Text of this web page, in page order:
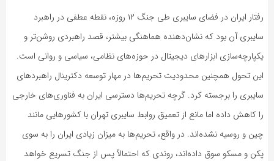
رفتار ایران در فضای سایبری طی جنگ ۱۲ روزه، نقطه عطفی در راهبرد
سایبری آن بود که نشان‌دهنده هماهنگی بیشتر، قصد راهبردی روشن‌تر و
یکپارچه‌سازی ابزارهای دیجیتال در حوزه‌های نظامی، سیاسی و روانی است.
این تحول همچنین محدودیت تحریم‌ها در مهار توسعه دکترینال راهبردهای
سایبری را برجسته کرد. گرچه تحریم‌ها دسترسی ایران به فناوری‌های خارجی
را کاهش داده اما مانع از تعمیق روابط سایبری تهران با کشورهایی مانند
چین و روسیه نشده‌اند. در واقع، تحریم‌ها به میزان زیادی ایران را به سوی
پکن و مسکو سوق داده‌اند، روندی که احتمالاً پس از جنگ تسریع خواهد